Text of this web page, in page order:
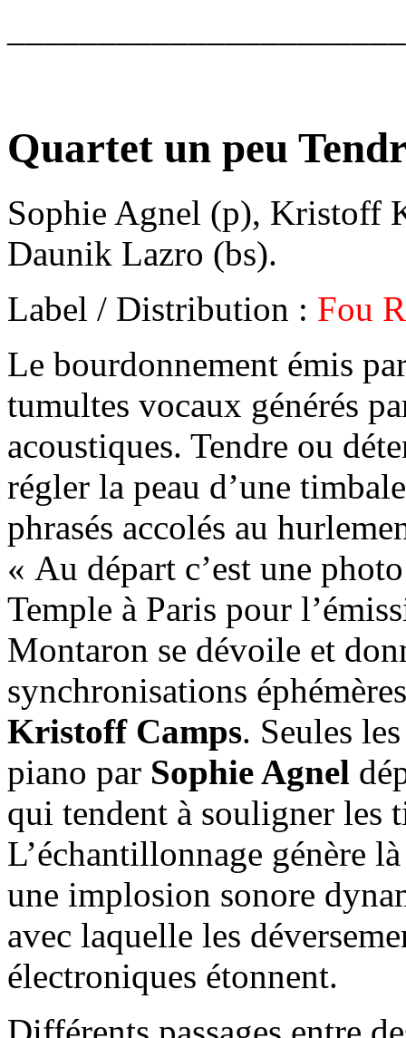
Quartet un peu
Sophie Agnel (p), Kristoff
Daunik Lazro (bs).
Label / Distribution : Fou
Le bourdonnement émis
tumultes vocaux générés
acoustiques. Tendre ou
régler la peau d’une
phrasés accolés au
« Au départ c’est une
Temple à Paris pour
Montaron se dévoile et
synchronisations
Kristoff Camps. Seules
piano par Sophie Agnel
qui tendent à souligner les
L’échantillonnage génère
une implosion sonore
avec laquelle les
électroniques étonnent.